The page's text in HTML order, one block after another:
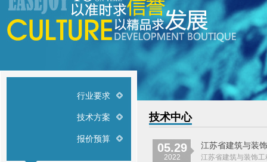
行业要求
技术方案
报价预算
技术中心
05.29
2022
江苏省建筑与装
江苏省建筑与装饰